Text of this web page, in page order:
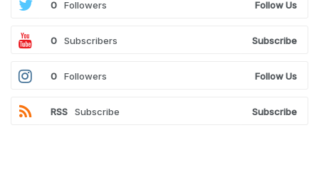
0 Followers Follow Us
0 Subscribers Subscribe
0 Followers Follow Us
RSS Subscribe Subscribe